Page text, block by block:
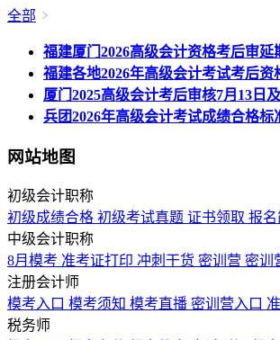
全部
福建厦门2026高级会计资格考后审
福建各地2026年高级会计考试考后资
厦门2025高级会计考后审核7月13日
兵团2026年高级会计考试成绩合格
网站地图
初级会计职称
初级成绩合格 初级考试真题 证书领取 报
中级会计职称
8月模考 准考证打印 冲刺干货 密训营 密训
注册会计师
模考入口 模考须知 模考直播 密训营入口
税务师